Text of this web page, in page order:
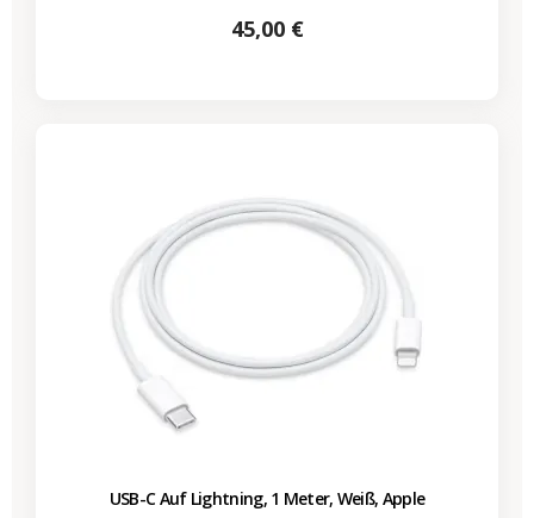
Preis
45,00 €
USB-C Auf Lightning, 1 Meter, Weiß, Apple